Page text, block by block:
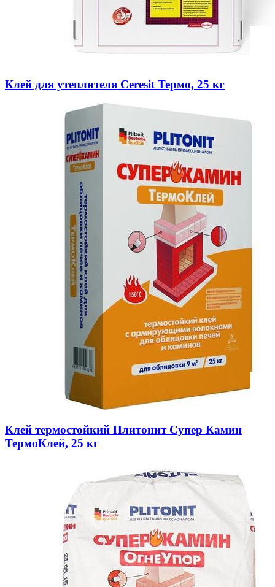
Клей для утеплителя Ceresit Термо, 25 кг
Клей термостойкий Плитонит Супер Камин
ТермоКлей, 25 кг